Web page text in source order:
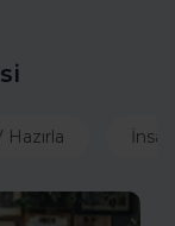
Hazırla